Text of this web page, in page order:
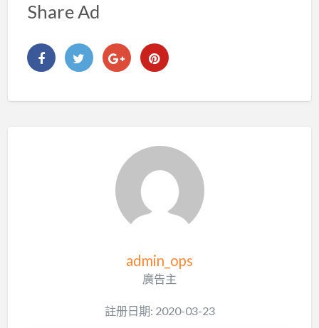
Share Ad
admin_ops
廣告主
註册日期: 2020-03-23